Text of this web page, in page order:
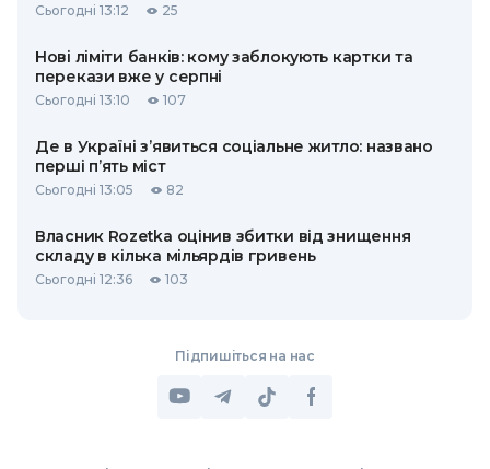
Сьогодні 13:12 25
Нові ліміти банків: кому заблокують картки та
перекази вже у серпні
Сьогодні 13:10 107
Де в Україні з’явиться соціальне житло: названо
перші п’ять міст
Сьогодні 13:05 82
Власник Rozetka оцінив збитки від знищення
складу в кілька мільярдів гривень
Сьогодні 12:36 103
Підпишіться на нас